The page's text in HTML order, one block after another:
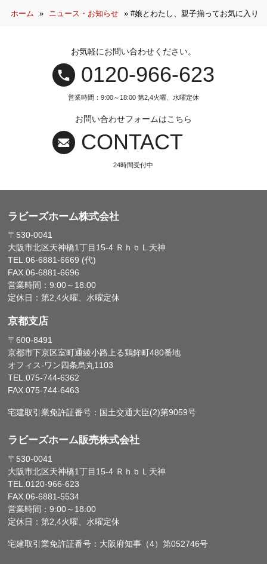
ホーム » ニュース・お知らせ »#娘とわたし、親子揃ってお気に入り
お気軽にお問い合わせください。
0120‐966‐623
営業時間：9:00～18:00 第2,4火曜、水曜定休
お問い合わせフォームはこちら
CONTACT
24時間受付中
ラビーズホーム株式会社
〒530-0041
大阪市北区天神橋1丁目15-4 ＲｈｂＬ天神
TEL.06-6881-6669 (代)
FAX.06-6881-6696
営業時間：9:00～18:00
定休日：第2,4火曜、水曜定休
京都支店
〒600-8491
京都市下京区室町通綾小路上る鶏鉾町480番地
オフィス-ワン四条烏丸1103
TEL.075-744-6362
FAX.075-744-6463
宅建取引業免許証番号：国土交通大臣(2)第9059号
ラビーズホーム販売株式会社
〒530-0041
大阪市北区天神橋1丁目15-4 ＲｈｂＬ天神
TEL.0120-966-623
FAX.06-6881-5534
営業時間：9:00～18:00
定休日：第2,4火曜、水曜定休
宅建取引業免許証番号：大阪府知事（4）第052746号